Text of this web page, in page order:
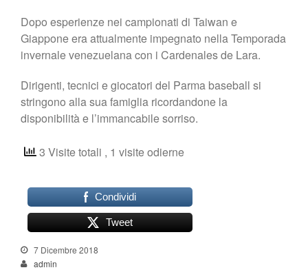
Dopo esperienze nei campionati di Taiwan e
Giappone era attualmente impegnato nella Temporada
invernale venezuelana con i Cardenales de Lara.
Dirigenti, tecnici e giocatori del Parma baseball si
stringono alla sua famiglia ricordandone la
disponibilità e l’immancabile sorriso.
3 Visite totali , 1 visite odierne
Condividi
Tweet
7 Dicembre 2018
admin